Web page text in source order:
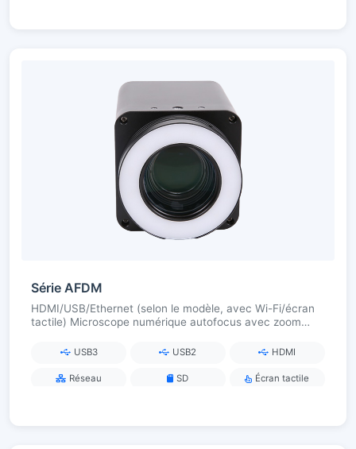
Série AFDM
HDMI/USB/Ethernet (selon le modèle, avec Wi-Fi/écran
tactile) Microscope numérique autofocus avec zoom
USB3 USB2 HDMI
Réseau SD Écran tactile